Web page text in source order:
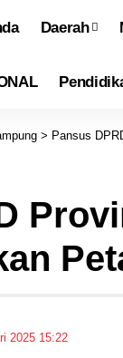
Daerah
> Pansus
2025 15:22